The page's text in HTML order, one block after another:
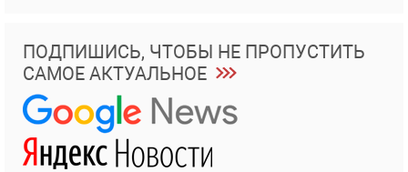
ПОДПИШИСЬ, ЧТОБЫ НЕ ПРОПУСТИТЬ
САМОЕ АКТУАЛЬНОЕ